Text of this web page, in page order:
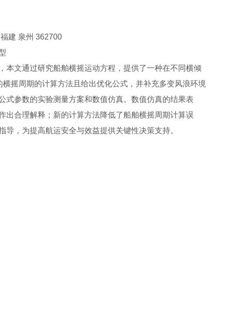
建 泉州 362700
本文通过研究船舶横摇运动方程，提供了一种在不同横倾
横摇周期的计算方法且给出优化公式，并补充多变风浪环境
式参数的实验测量方案和数值仿真。数值仿真的结果表
出合理解释；新的计算方法降低了船舶横摇周期计算误
，为提高航运安全与效益提供关键性决策支持。